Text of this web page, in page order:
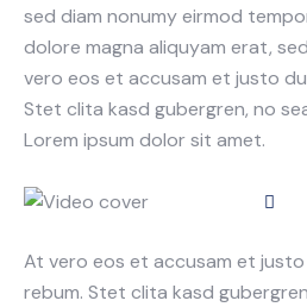
sed diam nonumy eirmod
dolore magna aliquyam erat,
vero eos et accusam et justo
Stet clita kasd gubergren, no
Lorem ipsum dolor sit amet.
At vero eos et accusam et
rebum. Stet clita kasd